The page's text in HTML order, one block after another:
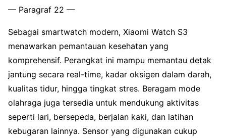
— Paragraf 22 —
Sebagai smartwatch modern, Xiaomi Watch S3
menawarkan pemantauan kesehatan yang
komprehensif. Perangkat ini mampu memantau detak
jantung secara real-time, kadar oksigen dalam darah,
kualitas tidur, hingga tingkat stres. Beragam mode
olahraga juga tersedia untuk mendukung aktivitas
seperti lari, bersepeda, berjalan kaki, dan latihan
kebugaran lainnya. Sensor yang digunakan cukup